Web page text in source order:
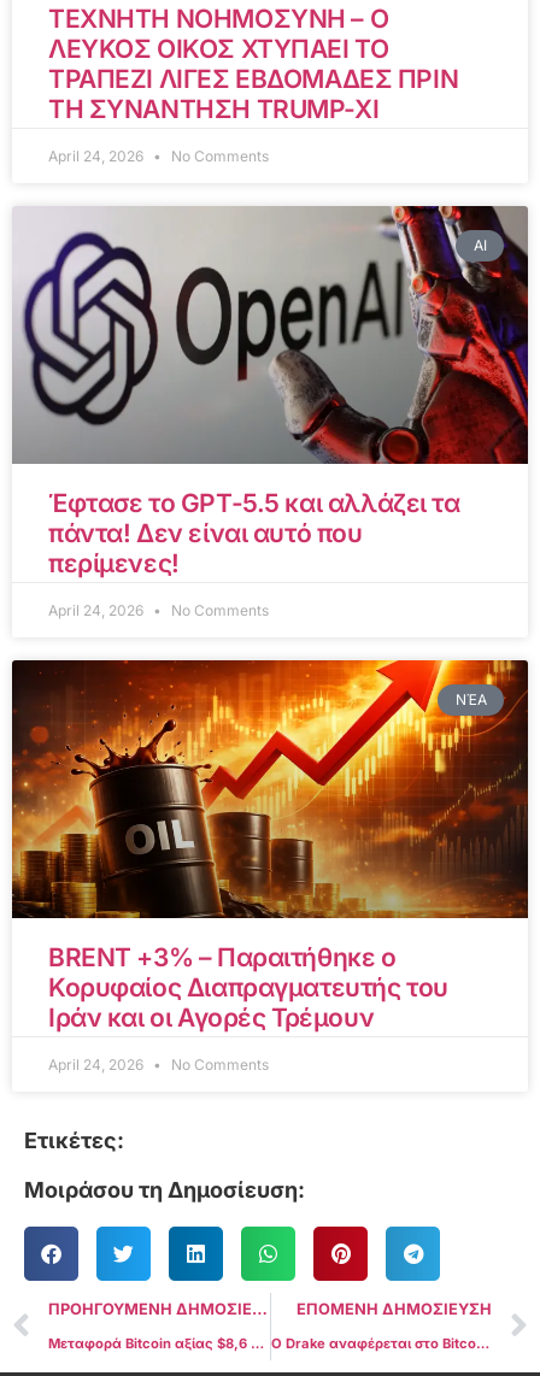
ΤΕΧΝΗΤΗ ΝΟΗΜΟΣΥΝΗ – Ο
ΛΕΥΚΟΣ ΟΙΚΟΣ ΧΤΥΠΑΕΙ ΤΟ
ΤΡΑΠΕΖΙ ΛΙΓΕΣ ΕΒΔΟΜΑΔΕΣ ΠΡΙΝ
ΤΗ ΣΥΝΑΝΤΗΣΗ TRUMP-XI
April 24, 2026 No Comments
AI
Έφτασε το GPT-5.5 και αλλάζει τα
πάντα! Δεν είναι αυτό που
περίμενες!
April 24, 2026 No Comments
ΝΈΑ
BRENT +3% – Παραιτήθηκε ο
Κορυφαίος Διαπραγματευτής του
Ιράν και οι Αγορές Τρέμουν
April 24, 2026 No Comments
Ετικέτες:
Μοιράσου τη Δημοσίευση:
ΠΡΟΗΓΟΥΜΕΝΗ ΔΗΜΟΣΙΕΥΣΗ
Μεταφορά Bitcoin αξίας $8,6 δισ. μετά από 14 χρόνια — Χωρίς ενδείξεις πώλησης
ΕΠΟΜΕΝΗ ΔΗΜΟΣΙΕΥΣΗ
Ο Drake αναφέρεται στο Bitcoin στο νέο του κομμάτι “What Did I Miss?”